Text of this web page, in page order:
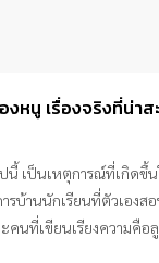
หนู เรื่องจริงที่น่าส
ปนี้ เป็นเหตุการณ์ที่เกิดขึ้
รบ้านนักเรียนที่ตัวเอง
คนที่เขียนเรียงความคือ